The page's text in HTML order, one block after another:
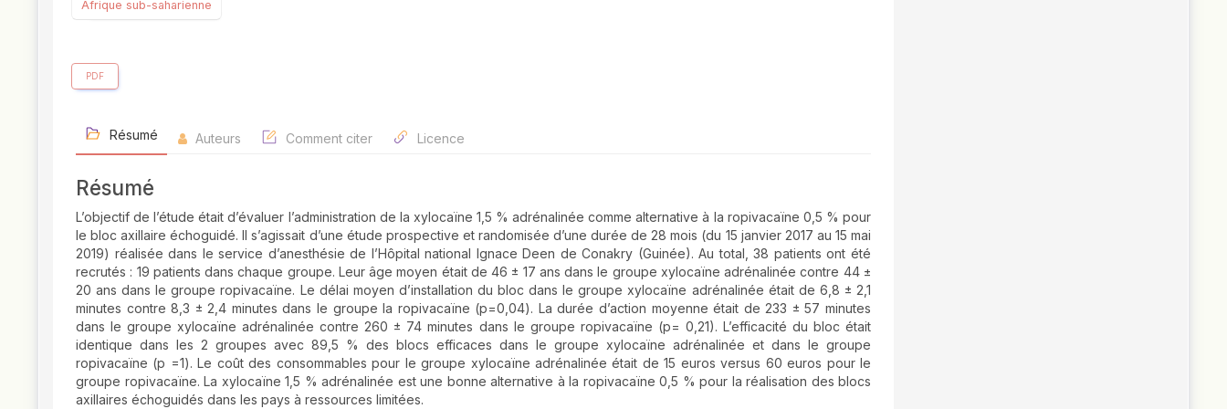
Afrique sub-saharienne
PDF
Résumé Auteurs Comment citer Licence
Résumé
L’objectif de l’étude était d’évaluer l’administration de la xylocaïne 1,5 % adrénalinée comme alternative à la ropivacaïne 0,5 % pour
le bloc axillaire échoguidé. Il s’agissait d’une étude prospective et randomisée d’une durée de 28 mois (du 15 janvier 2017 au 15 mai
2019) réalisée dans le service d’anesthésie de l’Hôpital national Ignace Deen de Conakry (Guinée). Au total, 38 patients ont été
recrutés : 19 patients dans chaque groupe. Leur âge moyen était de 46 ± 17 ans dans le groupe xylocaïne adrénalinée contre 44 ±
20 ans dans le groupe ropivacaïne. Le délai moyen d’installation du bloc dans le groupe xylocaïne adrénalinée était de 6,8 ± 2,1
minutes contre 8,3 ± 2,4 minutes dans le groupe la ropivacaïne (p=0,04). La durée d’action moyenne était de 233 ± 57 minutes
dans le groupe xylocaïne adrénalinée contre 260 ± 74 minutes dans le groupe ropivacaïne (p= 0,21). L’efficacité du bloc était
identique dans les 2 groupes avec 89,5 % des blocs efficaces dans le groupe xylocaïne adrénalinée et dans le groupe
ropivacaïne (p =1). Le coût des consommables pour le groupe xylocaïne adrénalinée était de 15 euros versus 60 euros pour le
groupe ropivacaïne. La xylocaïne 1,5 % adrénalinée est une bonne alternative à la ropivacaïne 0,5 % pour la réalisation des blocs
axillaires échoguidés dans les pays à ressources limitées.